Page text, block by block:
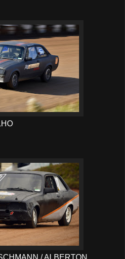
/ ALBERTON